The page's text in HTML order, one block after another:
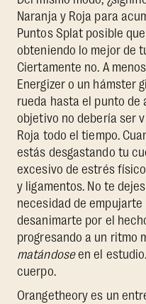
Naranja y Roja para
Puntos Splat posible
obteniendo lo mejor de
Ciertamente no. A
Energizer o un hámster
rueda hasta el punto
objetivo no debería ser
Roja todo el tiempo.
estás desgastando tu
excesivo de estrés
y ligamentos. No te
necesidad de
desanimarte por el
progresando a un ritmo
matándoseen el
cuerpo.
Orangetheory es un